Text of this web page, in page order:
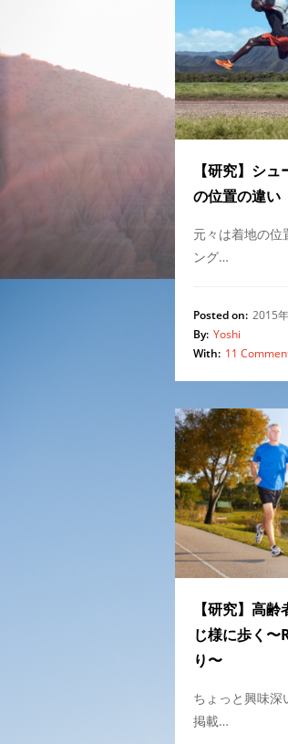
【研究】シ
の位置の違い
元々は着地の位
ング…
Posted on: 2015
By: Yoshi
With: 11
【研究】高
じ様に歩く
り〜
ちょっと興味深
掲載…